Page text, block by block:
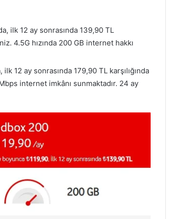
ilk 12 ay sonrasında 139,90 TL
4.5G hızında 200 GB internet hakkı
12 ay sonrasında 179,90 TL karşılığında
internet imkânı sunmaktadır. 24 ay